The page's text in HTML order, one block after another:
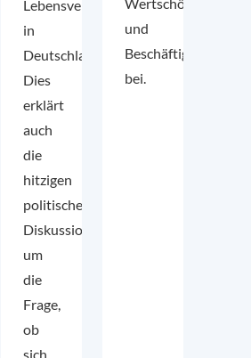
Lebensverhältnisse
in
Deutschland.
Dies
erklärt
auch
die
hitzigen
politischen
Diskussionen
um
die
Frage,
ob
sich
und
Beschäftigung
bei.